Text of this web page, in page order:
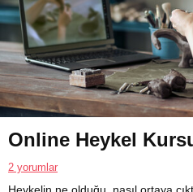
Online Heykel
2 yorumlar